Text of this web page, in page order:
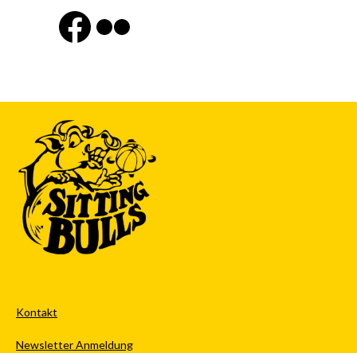
Finde uns auf Facebook
Flickr
Kontakt
Newsletter Anmeldung